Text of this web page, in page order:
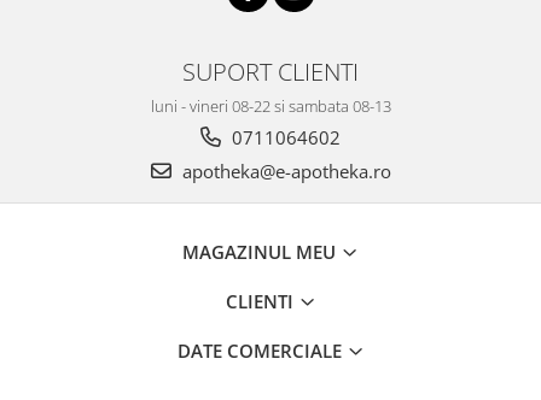
SUPORT CLIENTI
luni - vineri 08-22 si sambata 08-13
0711064602
apotheka@e-apotheka.ro
MAGAZINUL MEU
CLIENTI
DATE COMERCIALE